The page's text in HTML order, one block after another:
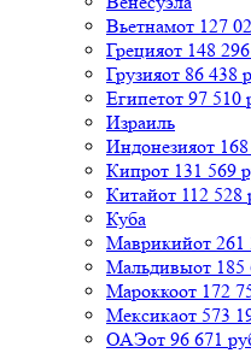
Вьетнамот 127
Грецияот 148
Грузияот 86 438
Египетот 97 510
Израиль
Индонезияот
Кипрот 131 569
Китайот 112 528
Куба
Маврикийот 261
Мальдивыот 185
Мароккоот 172
Мексикаот 573
ОАЭот 96 671